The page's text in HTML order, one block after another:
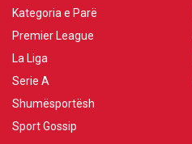
Kategoria e Parë
Premier League
La Liga
Serie A
Shumësportësh
Sport Gossip